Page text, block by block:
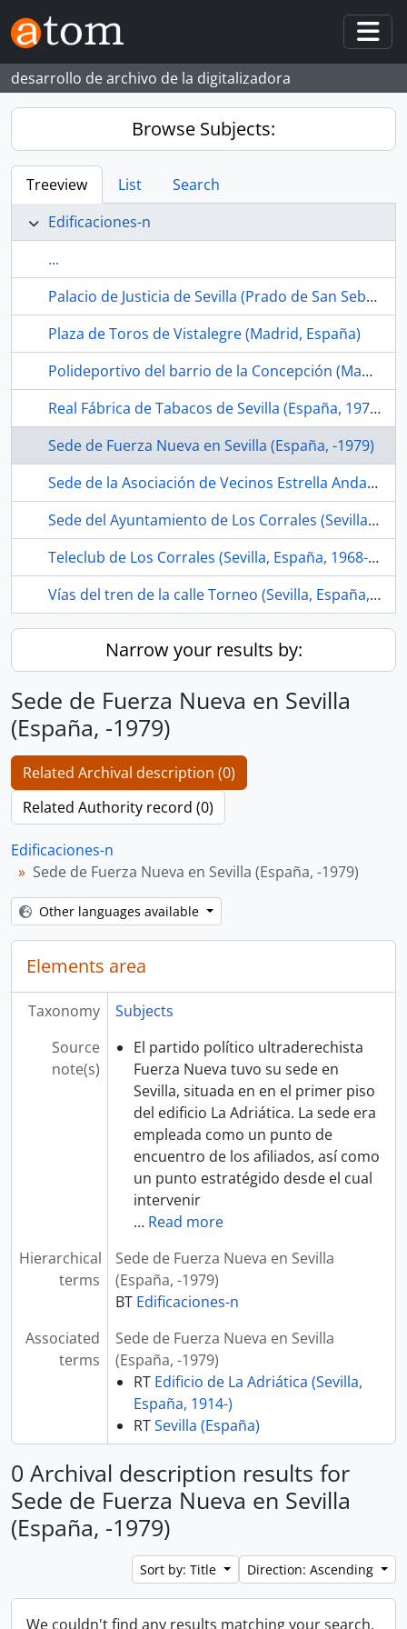
Skip to main content
desarrollo de archivo de la digitalizadora
Browse Subjects:
Treeview List
Search
Edificaciones-n
...
Palacio de Justicia de Sevilla (Prado de San Sebastián, Sevilla España, 1971-)
Plaza de Toros de Vistalegre (Madrid, España)
Polideportivo del barrio de la Concepción (Madrid, España)
Real Fábrica de Tabacos de Sevilla (España, 1978-)
Sede de Fuerza Nueva en Sevilla (España, -1979)
Sede de la Asociación de Vecinos Estrella Andaluza (La Bachillera, Sevilla, España, 1979-)
Sede del Ayuntamiento de Los Corrales (Sevilla, España)
Teleclub de Los Corrales (Sevilla, España, 1968-ca.1975)
Vías del tren de la calle Torneo (Sevilla, España, ca.1856 -1990)
Narrow your results by:
Sede de Fuerza Nueva en Sevilla
(España, -1979)
Related Archival description (0)
Related Authority record (0)
Edificaciones-n
Sede de Fuerza Nueva en Sevilla (España, -1979)
Other languages available
Elements area
Taxonomy
Subjects
Source
note(s)
El partido político ultraderechista
Fuerza Nueva tuvo su sede en
Sevilla, situada en en el primer piso
del edificio La Adriática. La sede era
empleada como un punto de
encuentro de los afiliados, así como
un punto estratégido desde el cual
intervenir
… Read more
Hierarchical
terms
Sede de Fuerza Nueva en Sevilla
(España, -1979)
BT Edificaciones-n
Associated
terms
Sede de Fuerza Nueva en Sevilla
(España, -1979)
RT Edificio de La Adriática (Sevilla,
España, 1914-)
RTSevilla (España)
0 Archival description results for
Sede de Fuerza Nueva en Sevilla
(España, -1979)
Sort by: Title Direction: Ascending
We couldn't find any results matching your search.